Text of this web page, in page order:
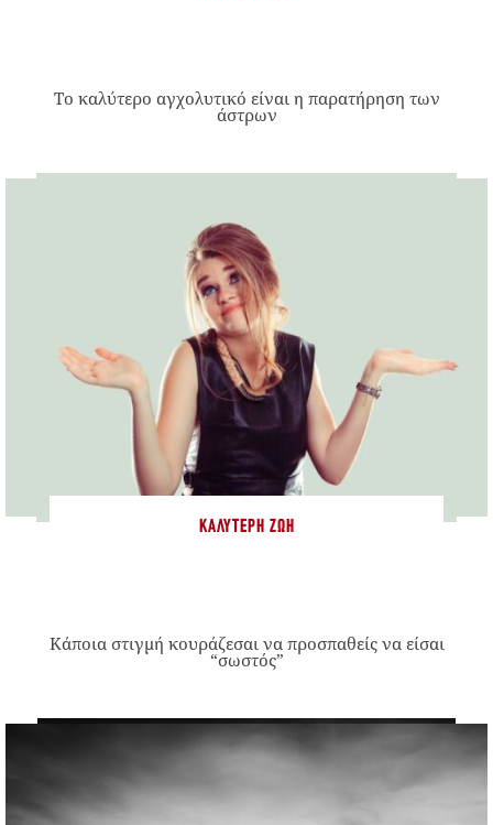
Το καλύτερο αγχολυτικό είναι η παρατήρηση των
άστρων
ΚΑΛΎΤΕΡΗ ΖΩΉ
Κάποια στιγμή κουράζεσαι να προσπαθείς να είσαι
“σωστός”